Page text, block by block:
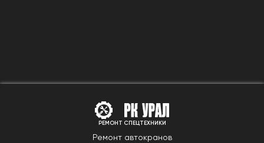
РЕМОНТ СПЕЦТЕХНИКИ
Ремонт автокранов